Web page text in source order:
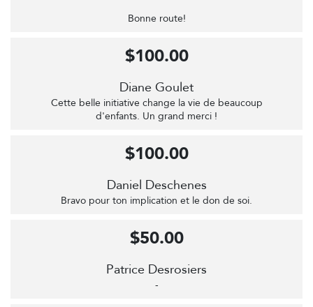
Bonne route!
Diane Goulet
Cette belle initiative change la vie de beaucoup
d'enfants. Un grand merci !
$100.00
Daniel Deschenes
Bravo pour ton implication et le don de soi.
$100.00
Patrice Desrosiers
-
$50.00